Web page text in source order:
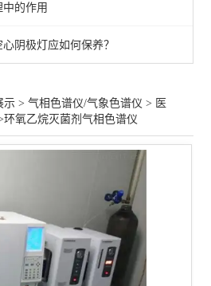
仪
的作用
阴极灯应如何保养？
示 >气相色谱仪/气象色谱仪 > 医
环氧乙烷灭菌剂气相色谱仪